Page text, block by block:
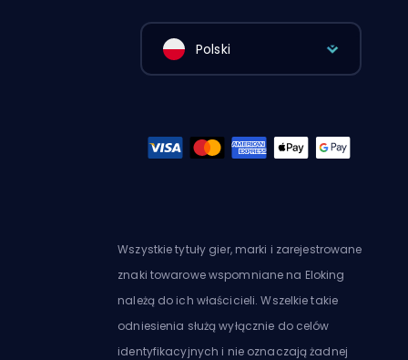
Polski
Wszystkie tytuły gier, marki i zarejestrowane
znaki towarowe wspomniane na Eloking
należą do ich właścicieli. Wszelkie takie
odniesienia służą wyłącznie do celów
identyfikacyjnych i nie oznaczają żadnej